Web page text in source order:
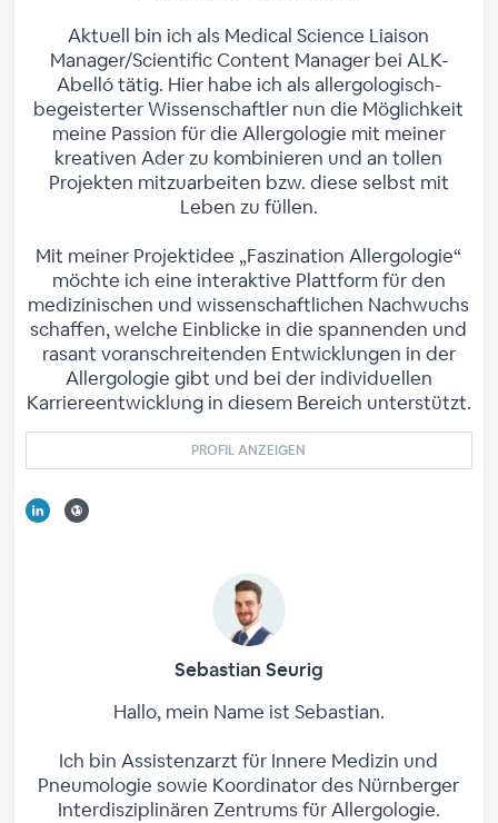
Aktuell bin ich als Medical Science Liaison
Manager/Scientific Content Manager bei ALK-
Abelló tätig. Hier habe ich als allergologisch-
begeisterter Wissenschaftler nun die Möglichkeit
meine Passion für die Allergologie mit meiner
kreativen Ader zu kombinieren und an tollen
Projekten mitzuarbeiten bzw. diese selbst mit
Leben zu füllen.
Mit meiner Projektidee „Faszination Allergologie“
möchte ich eine interaktive Plattform für den
medizinischen und wissenschaftlichen Nachwuchs
schaffen, welche Einblicke in die spannenden und
rasant voranschreitenden Entwicklungen in der
Allergologie gibt und bei der individuellen
Karriereentwicklung in diesem Bereich unterstützt.
PROFIL ANZEIGEN
Sebastian Seurig
Hallo, mein Name ist Sebastian.
Ich bin Assistenzarzt für Innere Medizin und
Pneumologie sowie Koordinator des Nürnberger
Interdisziplinären Zentrums für Allergologie.